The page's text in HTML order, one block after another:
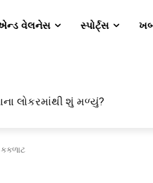
વેલનેસ સ્પોર્ટ્સ
કેમ પસંદ કરી રહ્યા છે?
લોકરમાંથી શું મળ્યું?